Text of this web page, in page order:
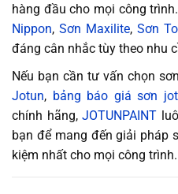
hàng đầu cho mọi công
Nippon,Sơn Maxilite,Sơn
đáng cân nhắc tùy theo nhu
Nếu bạn cần tư vấn chọn
Jotun, bảng báo giá sơn
chính hãng,JOTUNPAINT
bạn để mang đến giải pháp
kiệm nhất cho mọi công trình.